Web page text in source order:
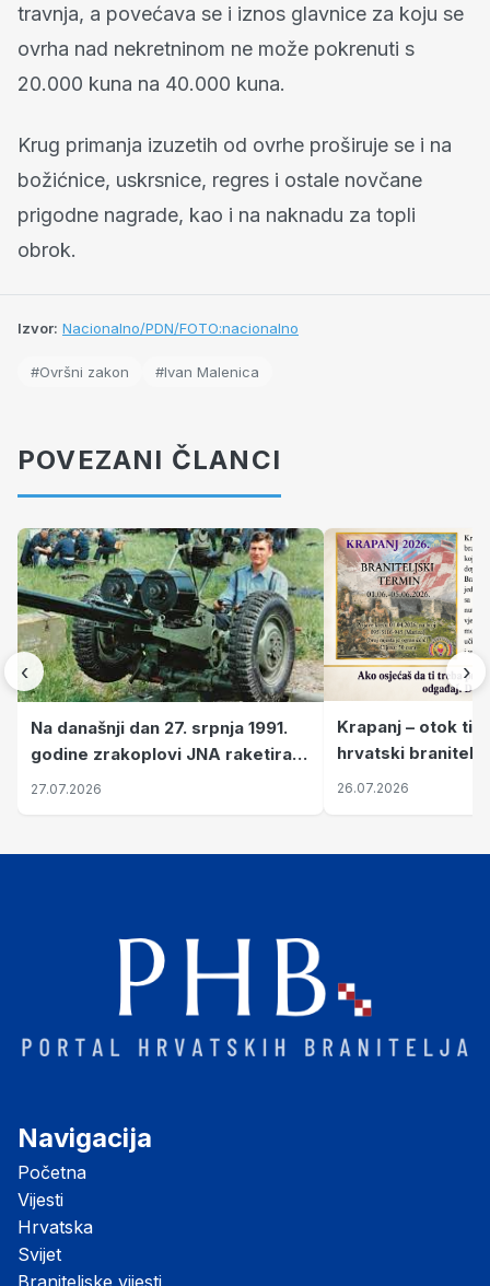
travnja, a povećava se i iznos glavnice za koju se
ovrha nad nekretninom ne može pokrenuti s
20.000 kuna na 40.000 kuna.
Krug primanja izuzetih od ovrhe proširuje se i na
božićnice, uskrsnice, regres i ostale novčane
prigodne nagrade, kao i na naknadu za topli
obrok.
Izvor: Nacionalno/PDN/FOTO:nacionalno
#Ovršni zakon #Ivan Malenica
POVEZANI ČLANCI
‹
Na današnji dan 27. srpnja 1991.
godine zrakoplovi JNA raketirali
su vojarnu i obučni centar "Nikola
27.07.2026
Krapanj – otok
hrvatski branitelji
pronalaze mir
26.07.2026
›
Navigacija
Početna
Vijesti
Hrvatska
Svijet
Braniteljske vijesti